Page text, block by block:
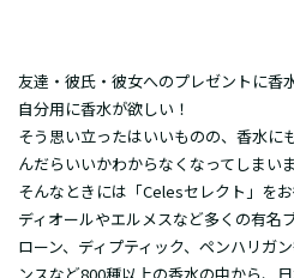
友達・彼氏・彼女へのプレゼントに香
自分用に香水が欲しい！
そう思い立ったはいいものの、香水に
んだらいいかわからなくなってしまい
そんなときには「Celesセレクト」を
ディオールやエルメスなど多くの有名
ローン、ディプティック、ペンハリガ